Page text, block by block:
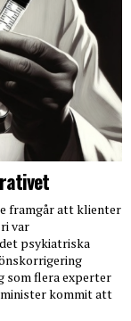
framgår att klienter
var
psykiatriska
som flera experter
kommit att